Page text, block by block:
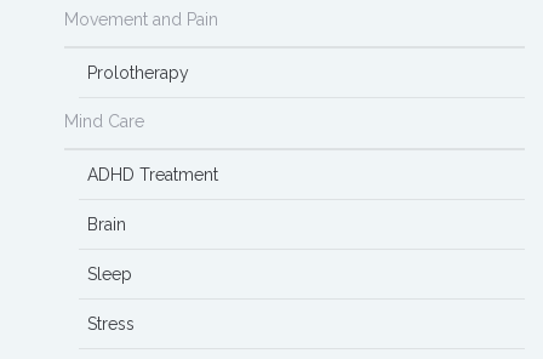
Movement and Pain
Prolotherapy
Mind Care
ADHD Treatment
Brain
Sleep
Stress